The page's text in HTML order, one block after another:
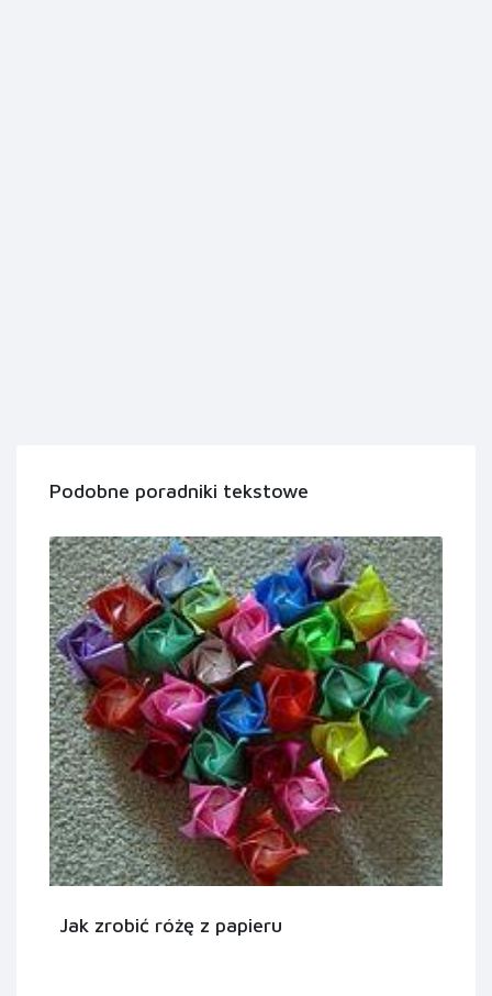
Podobne poradniki tekstowe
Jak zrobić różę z papieru